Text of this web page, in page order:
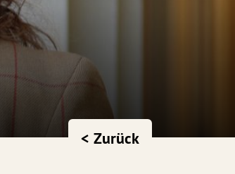
< Zurück